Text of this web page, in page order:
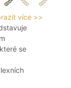
více >>
se